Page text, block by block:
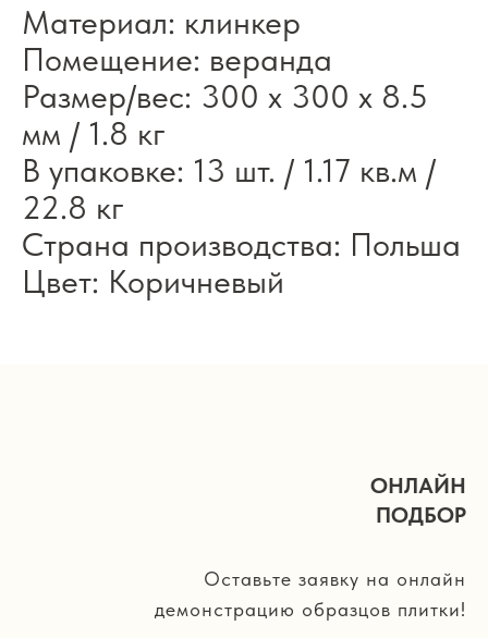
Материал: клинкер
Помещение: веранда
Размер/вес: 300 x 300 x 8.5
мм / 1.8 кг
В упаковке: 13 шт. / 1.17 кв.м /
22.8 кг
Страна производства: Польша
Цвет: Коричневый
ОНЛАЙН
ПОДБОР
Оставьте заявку на онлайн
демонстрацию образцов плитки!